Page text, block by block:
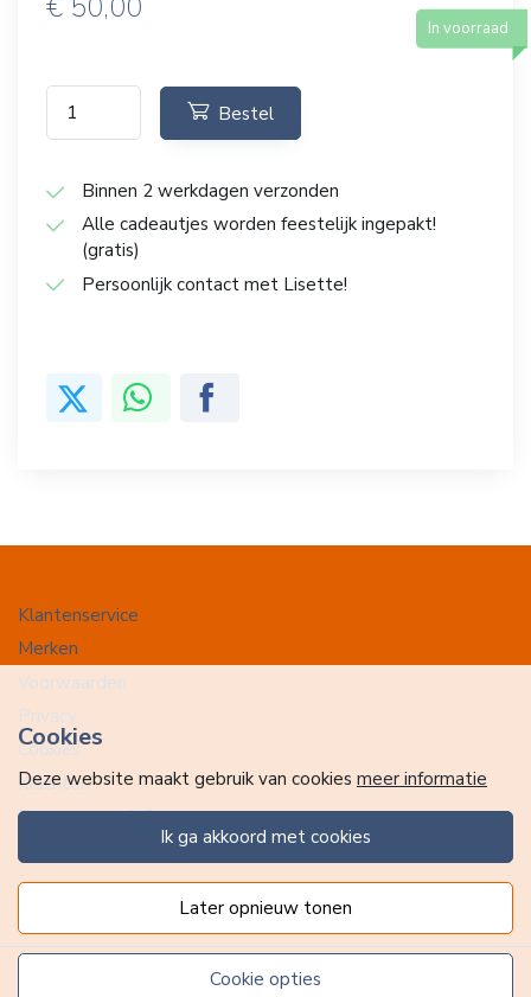
In voorraad
Bestel
Binnen 2 werkdagen verzonden
Alle cadeautjes worden feestelijk ingepakt!
(gratis)
Persoonlijk contact met Lisette!
Klantenservice
Merken
Voorwaarden
Privacy
Cookies
Klachten
Retourneren & Ruilen
Cookies
Deze website maakt gebruik van cookies meer informatie
ik ga akkoord met cookies
later opnieuw tonen
cookie opties